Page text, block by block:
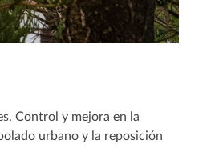
Control y mejora en la
urbano y la reposición